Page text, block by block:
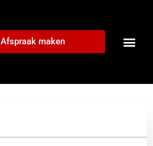
Afspraak maken